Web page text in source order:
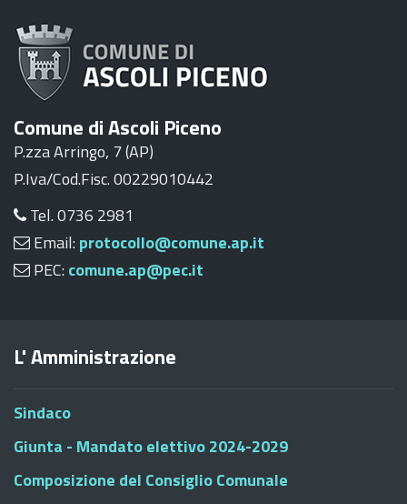
Comune di Ascoli Piceno
P.zza Arringo, 7 (AP)
P.Iva/Cod.Fisc. 00229010442
Tel. 0736 2981
Email: protocollo@comune.ap.it
PEC: comune.ap@pec.it
L' Amministrazione
Sindaco
Giunta - Mandato elettivo 2024-2029
Composizione del Consiglio Comunale